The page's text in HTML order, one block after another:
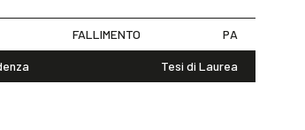
FALLIMENTO PA
Tesi di Laurea